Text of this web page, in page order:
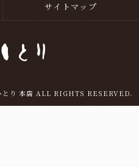
サイトマップ
とり 本店 ALL RIGHTS RESERVED.